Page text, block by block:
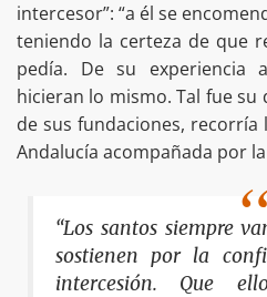
intercesor”: “a él se
teniendo la certeza de que
pedía. De su experiencia
hicieran lo mismo. Tal fue
de sus fundaciones, recorría
Andalucía acompañada por la
“Los santos siempre
sostienen por la
intercesión. Que